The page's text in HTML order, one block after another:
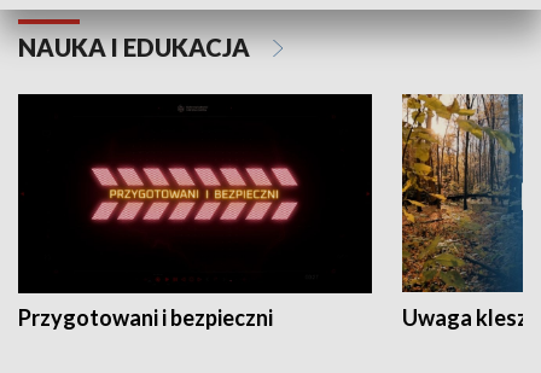
NAUKA I EDUKACJA
Przygotowani i bezpieczni Uwaga